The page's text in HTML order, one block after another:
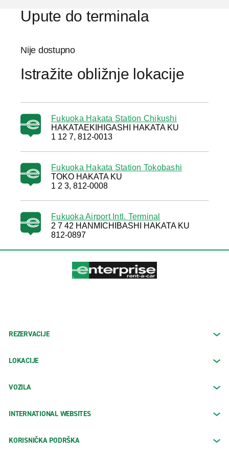
Upute do terminala
Nije dostupno
Istražite obližnje lokacije
Fukuoka Hakata Station Chikushi
HAKATAEKIHIGASHI HAKATA KU
1 12 7, 812-0013
Fukuoka Hakata Station Tokobashi
TOKO HAKATA KU
1 2 3, 812-0008
Fukuoka Airport Intl. Terminal
2 7 42 HANMICHIBASHI HAKATA KU
812-0897
REZERVACIJE
LOKACIJE
VOZILA
INTERNATIONAL WEBSITES
KORISNIČKA PODRŠKA